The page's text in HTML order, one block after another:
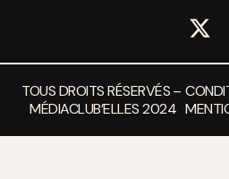
TOUS DROITS RÉSERVÉS –
MÉDIACLUB’ELLES 2024